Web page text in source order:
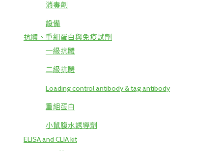
消毒劑
設備
抗體、重組蛋白與免疫試劑
一級抗體
二級抗體
Loading control antibody & tag antibody
重組蛋白
小鼠腹水誘導劑
ELISA and CLIA kit